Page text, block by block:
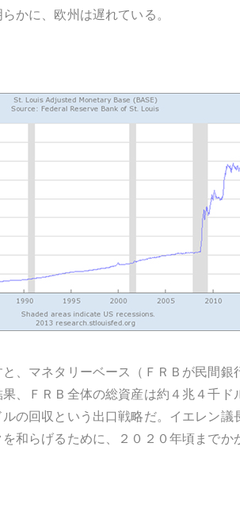
かに、欧州は遅れている。
、マネタリーベース（ＦＲＢが民間銀
、ＦＲＢ全体の総資産は約４兆４千
の回収という出口戦略だ。イエレン
和らげるために、２０２０年頃までか